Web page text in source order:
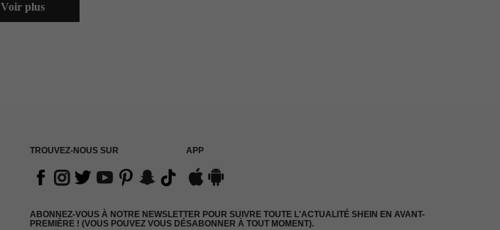
Voir plus
TROUVEZ-NOUS SUR APP
ABONNEZ-VOUS À NOTRE NEWSLETTER POUR SUIVRE TOUTE L'ACTUALITÉ SHEIN EN AVANT-
PREMIÈRE ! (VOUS POUVEZ VOUS DÉSABONNER À TOUT MOMENT).